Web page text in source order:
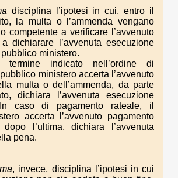
disciplina l’ipotesi in cui, entro il
la multa o l’ammenda vengano
competente a verificare l’avvenuto
dichiarare l’avvenuta esecuzione
ministero.
indicato nell’ordine di
ministero accerta l’avvenuto
multa o dell’ammenda, da parte
dichiara l’avvenuta esecuzione
caso di pagamento rateale, il
accerta l’avvenuto pagamento
l’ultima, dichiara l’avvenuta
pena.
, invece, disciplina l’ipotesi in cui